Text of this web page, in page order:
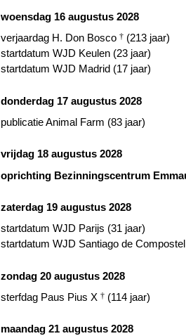
woensdag 16 augustus 2028
verjaardag H. Don Bosco † (213 jaar)
startdatum WJD Keulen (23 jaar)
startdatum WJD Madrid (17 jaar)
donderdag 17 augustus 2028
publicatie Animal Farm (83 jaar)
vrijdag 18 augustus 2028
oprichting Bezinningscentrum
zaterdag 19 augustus 2028
startdatum WJD Parijs (31 jaar)
startdatum WJD Santiago de
zondag 20 augustus 2028
sterfdag Paus Pius X † (114 jaar)
maandag 21 augustus 2028